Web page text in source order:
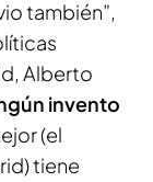
también”,
Alberto
invento
(el
tiene